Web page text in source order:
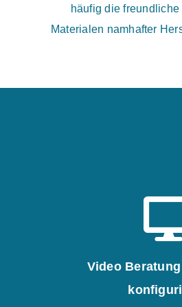
häufig die
Materialen namhafter
Video